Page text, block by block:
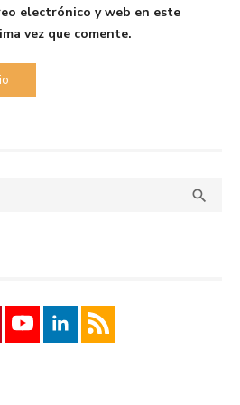
electrónico y web en este
vez que comente.
